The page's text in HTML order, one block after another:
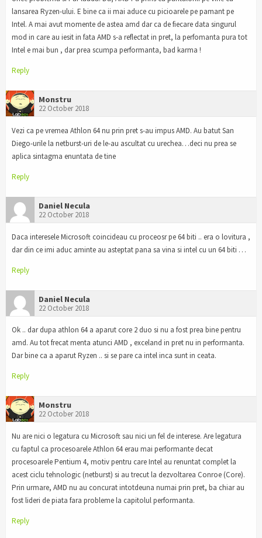
lansarea Ryzen-ului. E bine ca ii mai aduce cu picioarele pe pamant pe
Intel. A mai avut momente de astea amd dar ca de fiecare data singurul
mod in care au iesit in fata AMD s-a reflectat in pret, la perfomanta pura tot
Intel e mai bun , dar prea scumpa performanta, bad karma !
Reply
Monstru
22 October 2018
Vezi ca pe vremea Athlon 64 nu prin pret s-au impus AMD. Au batut San
Diego-urile la netburst-uri de le-au ascultat cu urechea…deci nu prea se
aplica sintagma enuntata de tine
Reply
Daniel Necula
22 October 2018
Daca interesele Microsoft coincideau cu proceosr pe 64 biti .. era o lovitura ,
dar din ce imi aduc aminte au asteptat pana sa vina si intel cu un 64 biti …
Reply
Daniel Necula
22 October 2018
Ok .. dar dupa athlon 64 a aparut core 2 duo si nu a fost prea bine pentru
amd. Au tot frecat menta atunci AMD , exceland in pret nu in performanta.
Dar bine ca a aparut Ryzen .. si se pare ca intel inca sunt in ceata.
Reply
Monstru
22 October 2018
Nu are nici o legatura cu Microsoft sau nici un fel de interese. Are legatura
cu faptul ca procesoarele Athlon 64 erau mai performante decat
procesoarele Pentium 4, motiv pentru care Intel au renuntat complet la
acest ciclu tehnologic (netburst) si au trecut la dezvoltarea Conroe (Core).
Prin urmare, AMD nu au concurat intotdeuna numai prin pret, ba chiar au
fost lideri de piata fara probleme la capitolul performanta.
Reply